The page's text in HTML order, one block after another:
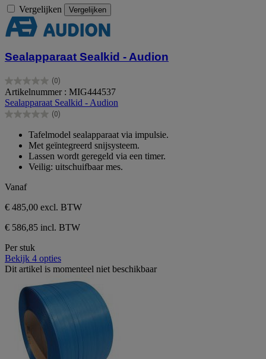
Vergelijken Vergelijken
Sealapparaat Sealkid - Audion
(0)
0.0
van
de
5
Artikelnummer : MIG444537
Sealapparaat Sealkid - Audion
(0)
0.0
sterren.
Tafelmodel sealapparaat via impulsie.
Met geïntegreerd snijsysteem.
Lassen wordt geregeld via een timer.
Veilig: uitschuifbaar mes.
Vanaf
€ 485,00 excl. BTW
€ 586,85 incl. BTW
Per stuk
Bekijk 4 opties
Dit artikel is momenteel niet beschikbaar